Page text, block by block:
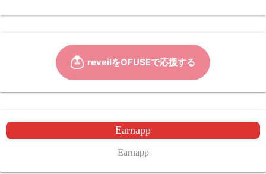
Earnapp
Earnapp